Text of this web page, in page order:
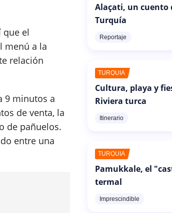
que el
menú a la
relación
9 minutos a
de venta, la
de pañuelos.
entre una
Alaçati, un cuento
Turquía
Reportaje
TURQUÍA
Cultura, playa y
Riviera turca
Itinerario
TURQUÍA
Pamukkale, el
termal
Imprescindible